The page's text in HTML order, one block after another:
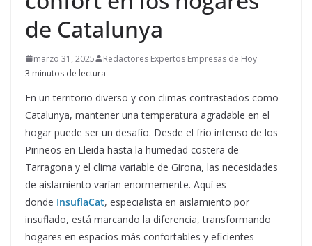
de Catalunya
marzo 31, 2025
Redactores Expertos Empresas de Hoy
3 minutos de lectura
En un territorio diverso y con climas contrastados como
Catalunya, mantener una temperatura agradable en el
hogar puede ser un desafío. Desde el frío intenso de los
Pirineos en Lleida hasta la humedad costera de
Tarragona y el clima variable de Girona, las necesidades
de aislamiento varían enormemente. Aquí es
donde InsuflaCat, especialista en aislamiento por
insuflado, está marcando la diferencia, transformando
hogares en espacios más confortables y eficientes